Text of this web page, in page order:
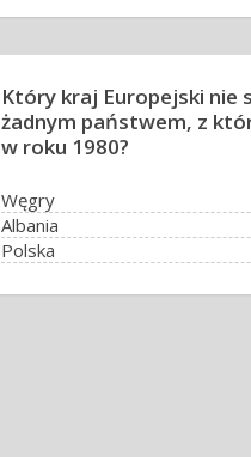
Który kraj Europejski nie
żadnym państwem, z
w roku 1980?
Węgry
Albania
Polska